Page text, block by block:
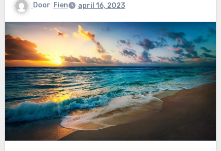
Door Fien april 16, 2023